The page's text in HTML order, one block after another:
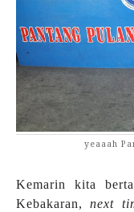
yeaaah
Kemarin kita
Kebakaran,next